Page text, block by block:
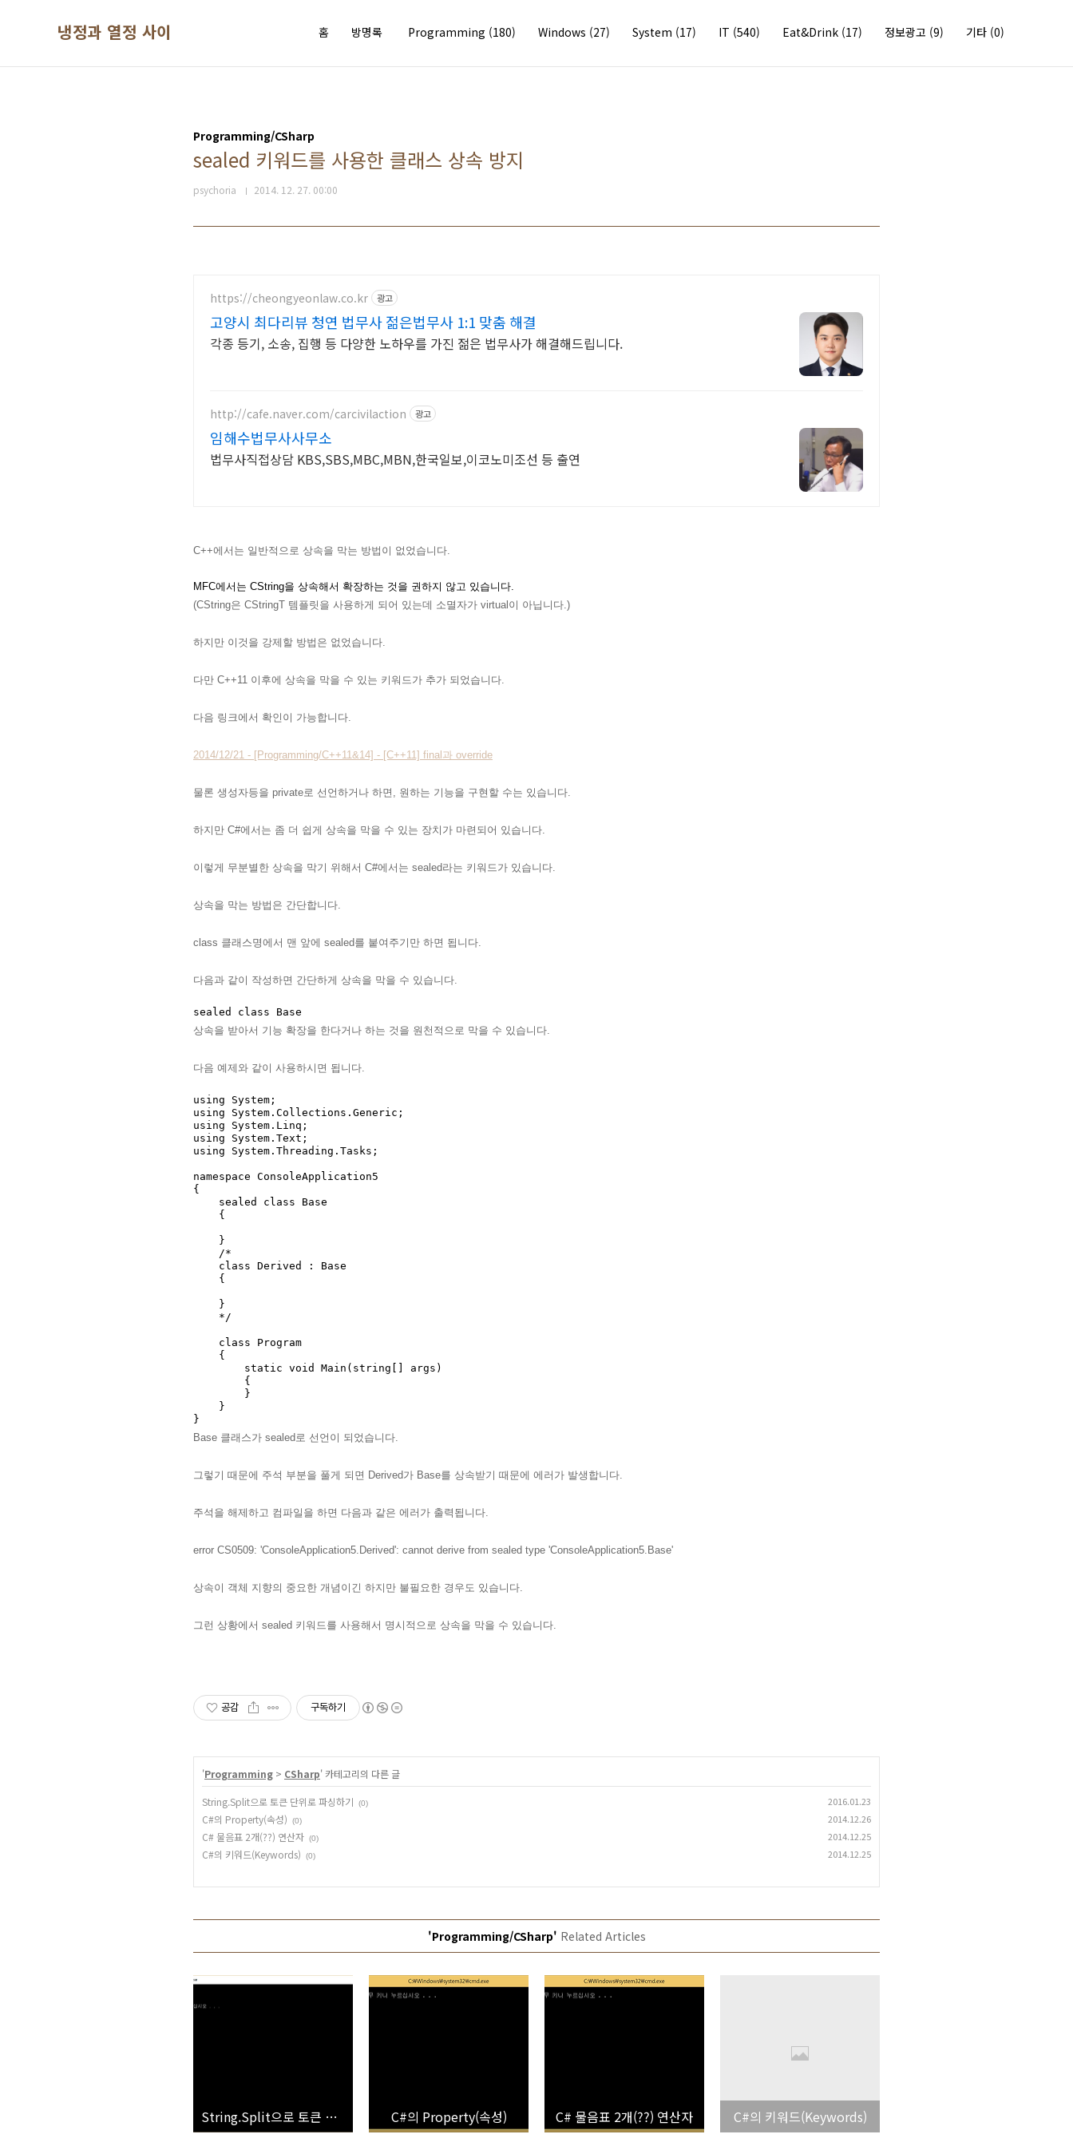
냉정과 열정 사이 홈 방명록 Programming (180) Windows (27) System (17) IT (540) Eat&Drink (17) 정보광고 (9) 기타 (0)
Programming/CSharp
sealed 키워드를 사용한 클래스 상속 방지
psychoria 2014. 12. 27. 00:00
https://cheongyeonlaw.co.kr 광고
고양시 최다리뷰 청연 법무사 젊은법무사 1:1 맞춤 해결
각종 등기, 소송, 집행 등 다양한 노하우를 가진 젊은 법무사가 해결해드립니다.
http://cafe.naver.com/carcivilaction 광고
임해수법무사사무소
법무사직접상담 KBS,SBS,MBC,MBN,한국일보,이코노미조선 등 출연
C++에서는 일반적으로 상속을 막는 방법이 없었습니다.
MFC에서는 CString을 상속해서 확장하는 것을 권하지 않고 있습니다.
(CString은 CStringT 템플릿을 사용하게 되어 있는데 소멸자가 virtual이 아닙니다.)
하지만 이것을 강제할 방법은 없었습니다.
다만 C++11 이후에 상속을 막을 수 있는 키워드가 추가 되었습니다.
다음 링크에서 확인이 가능합니다.
2014/12/21 - [Programming/C++11&14] - [C++11] final과 override
물론 생성자등을 private로 선언하거나 하면, 원하는 기능을 구현할 수는 있습니다.
하지만 C#에서는 좀 더 쉽게 상속을 막을 수 있는 장치가 마련되어 있습니다.
이렇게 무분별한 상속을 막기 위해서 C#에서는 sealed라는 키워드가 있습니다.
상속을 막는 방법은 간단합니다.
class 클래스명에서 맨 앞에 sealed를 붙여주기만 하면 됩니다.
다음과 같이 작성하면 간단하게 상속을 막을 수 있습니다.
상속을 받아서 기능 확장을 한다거나 하는 것을 원천적으로 막을 수 있습니다.
다음 예제와 같이 사용하시면 됩니다.
using System;
using System.Collections.Generic;
using System.Linq;
using System.Text;
using System.Threading.Tasks;
namespace ConsoleApplication5
{
Base 클래스가 sealed로 선언이 되었습니다.
그렇기 때문에 주석 부분을 풀게 되면 Derived가 Base를 상속받기 때문에 에러가 발생합니다.
주석을 해제하고 컴파일을 하면 다음과 같은 에러가 출력됩니다.
error CS0509: 'ConsoleApplication5.Derived': cannot derive from sealed type 'ConsoleApplication5.Base'
상속이 객체 지향의 중요한 개념이긴 하지만 불필요한 경우도 있습니다.
그런 상황에서 sealed 키워드를 사용해서 명시적으로 상속을 막을 수 있습니다.
공감 구독하기
'Programming > CSharp' 카테고리의 다른 글
String.Split으로 토큰 단위로 파싱하기 (0) 2016.01.23
C#의 Property(속성) (0) 2014.12.26
C# 물음표 2개(??) 연산자 (0) 2014.12.25
C#의 키워드(Keywords) (0) 2014.12.25
'Programming/CSharp' Related Articles
String.Split으로 토큰 단위로 파싱하기 C#의 Property(속성) C# 물음표 2개(??) 연산자 C#의 키워드(Keywords)